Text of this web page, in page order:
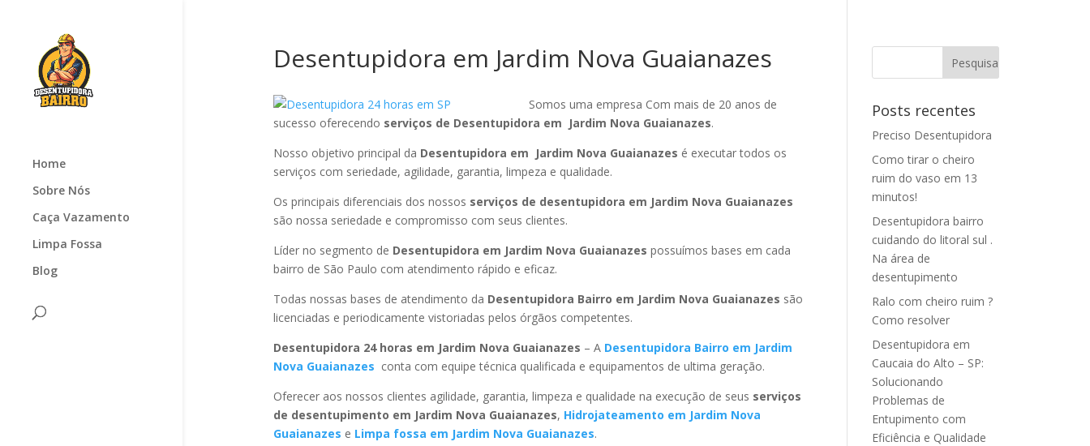
Home
Sobre Nós
Caça Vazamento
Limpa Fossa
Blog
Desentupidora em Jardim Nova Guaianazes
Somos uma empresa Com mais de 20 anos de
sucesso oferecendo serviços de Desentupidora em Jardim Nova Guaianazes.
Nosso objetivo principal da Desentupidora em Jardim Nova Guaianazes é executar todos os
serviços com seriedade, agilidade, garantia, limpeza e qualidade.
Os principais diferenciais dos nossos serviços de desentupidora em Jardim Nova Guaianazes
são nossa seriedade e compromisso com seus clientes.
Líder no segmento de Desentupidora em Jardim Nova Guaianazes possuímos bases em cada
bairro de São Paulo com atendimento rápido e eficaz.
Todas nossas bases de atendimento da Desentupidora Bairro em Jardim Nova Guaianazes são
licenciadas e periodicamente vistoriadas pelos órgãos competentes.
Desentupidora 24 horas em Jardim Nova Guaianazes – A Desentupidora Bairro em Jardim
Nova Guaianazes conta com equipe técnica qualificada e equipamentos de ultima geração.
Oferecer aos nossos clientes agilidade, garantia, limpeza e qualidade na execução de seus serviços
de desentupimento em Jardim Nova Guaianazes, Hidrojateamento em Jardim Nova
Guaianazes e Limpa fossa em Jardim Nova Guaianazes.
Posts recentes
Preciso Desentupidora
Como tirar o cheiro
ruim do vaso em 13
minutos!
Desentupidora bairro
cuidando do litoral sul .
Na área de
desentupimento
Ralo com cheiro ruim ?
Como resolver
Desentupidora em
Caucaia do Alto – SP:
Solucionando
Problemas de
Entupimento com
Eficiência e Qualidade